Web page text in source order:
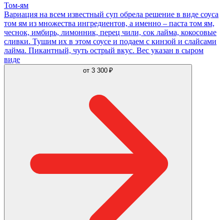
Том-ям
Вариация на всем известный суп обрела решение в виде соуса
том ям из множества ингредиентов, а именно – паста том ям,
чеснок, имбирь, лимонник, перец чили, сок лайма, кокосовые
сливки. Тушим их в этом соусе и подаем с кинзой и слайсами
лайма. Пикантный, чуть острый вкус. Вес указан в сыром
виде
от 3 300 ₽